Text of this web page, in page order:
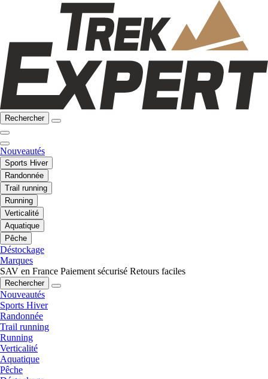
Rechercher
Nouveautés
Sports Hiver
Randonnée
Trail running
Running
Verticalité
Aquatique
Pêche
Déstockage
Marques
SAV en France Paiement sécurisé Retours faciles
Rechercher
Nouveautés
Sports Hiver
Randonnée
Trail running
Running
Verticalité
Aquatique
Pêche